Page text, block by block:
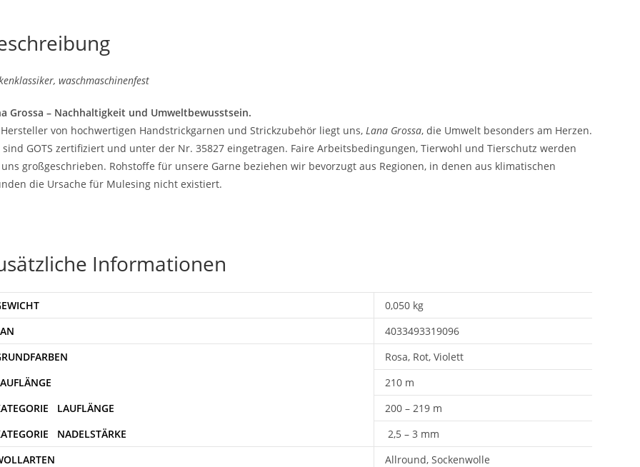
waschmaschinenfest
Grossa – Nachhaltigkeit und Umweltbewusstsein.
von hochwertigen Handstrickgarnen und Strickzubehör liegt uns, Lana Grossa, die Umwelt besonders am Herzen.
sind GOTS zertifiziert und unter der Nr. 35827 eingetragen. Faire Arbeitsbedingungen, Tierwohl und Tierschutz werden
großgeschrieben. Rohstoffe für unsere Garne beziehen wir bevorzugt aus Regionen, in denen aus klimatischen
die Ursache für Mulesing nicht existiert.
Informationen
0,050 kg
4033493319096
Rosa, Rot, Violett
210 m
200 – 219 m
2,5 – 3 mm
Allround, Sockenwolle